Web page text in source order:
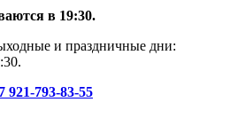
в 19:30.
и праздничные дни:
921-793-83-55